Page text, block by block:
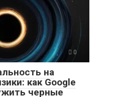
0
на
как Google
черные